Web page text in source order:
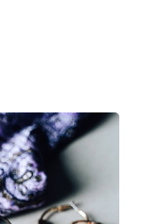
54 mm
Cat Eye
Čierna
Kov
M